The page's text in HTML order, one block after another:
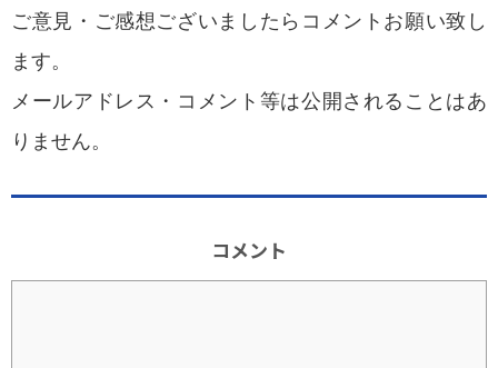
ご意見・ご感想ございましたらコメントお願い致し
ます。
メールアドレス・コメント等は公開されることはあ
りません。
コメント